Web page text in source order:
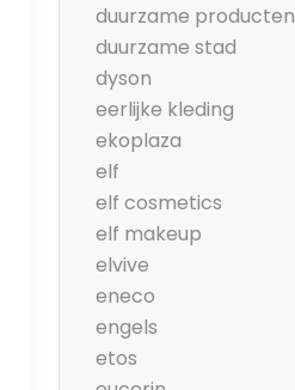
duurzame producten
duurzame stad
dyson
eerlijke kleding
ekoplaza
elf
elf cosmetics
elf makeup
elvive
eneco
engels
etos